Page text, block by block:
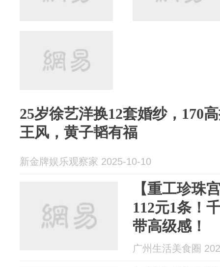
25岁徐艺洋换12套婚纱，170
王风，黄子韬有福
新金牌娱乐观察家 2025-10-10
【重工珍珠
112元1条！
带高级感！
广州生活美食圈